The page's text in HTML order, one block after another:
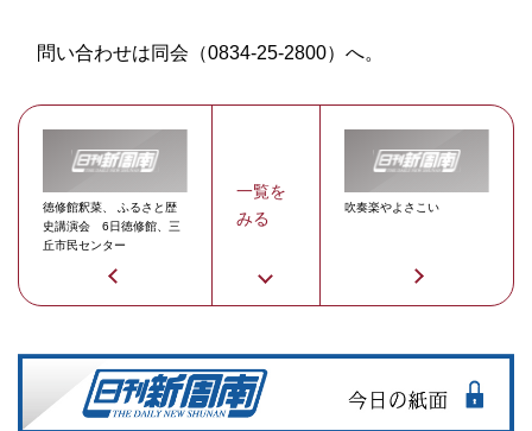
問い合わせは同会（0834-25-2800）へ。
徳修館釈菜、 ふるさと歴
史講演会 6日徳修館、三
丘市民センター
一覧を
みる
吹奏楽やよさこい